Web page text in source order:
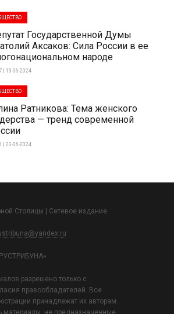
Государственной Думы
Аксаков: Сила России в ее
народе
| 19-06-2024
Ратникова: Тема женского
— тренд современной
| 23-06-2024
Столицы | Сетевое издание.
разрешено только с
правообладателей. Все
принадлежат их авторам.
материалы, не предназначенные